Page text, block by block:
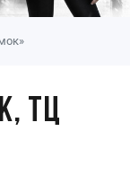
ТЦ